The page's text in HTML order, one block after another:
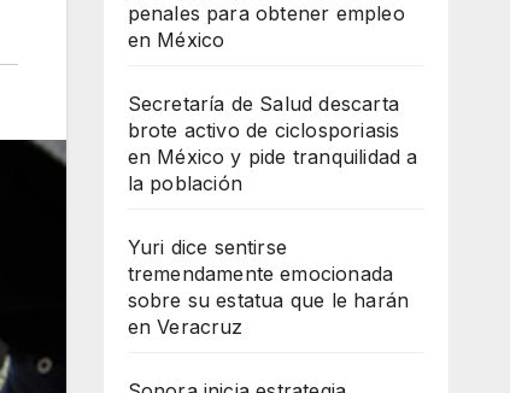
penales para obtener empleo
en México
Secretaría de Salud descarta
brote activo de ciclosporiasis
en México y pide tranquilidad a
la población
Yuri dice sentirse
tremendamente emocionada
sobre su estatua que le harán
en Veracruz